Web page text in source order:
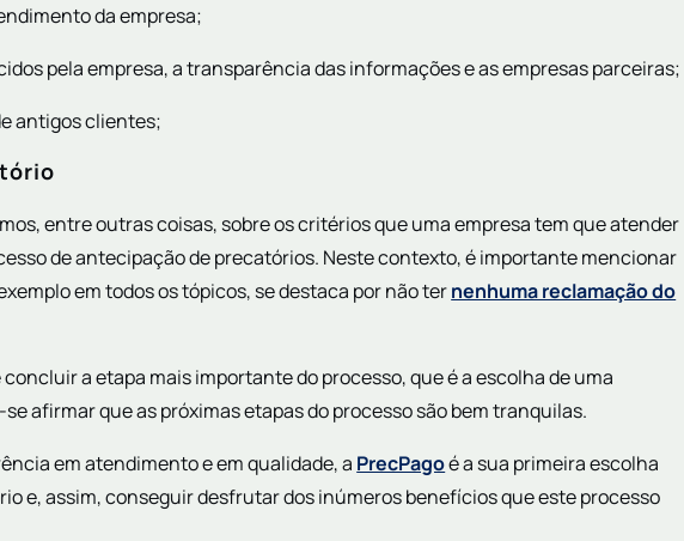
da empresa;
pela empresa, a transparência das informações e as empresas parceiras;
antigos clientes;
entre outras coisas, sobre os critérios que uma empresa tem que atender
de antecipação de precatórios. Neste contexto, é importante mencionar
em todos os tópicos, se destaca por não ternenhuma reclamação do
a etapa mais importante do processo, que é a escolha de uma
afirmar que as próximas etapas do processo são bem tranquilas.
em atendimento e em qualidade, a PrecPagoé a sua primeira escolha
e, assim, conseguir desfrutar dos inúmeros benefícios que este processo